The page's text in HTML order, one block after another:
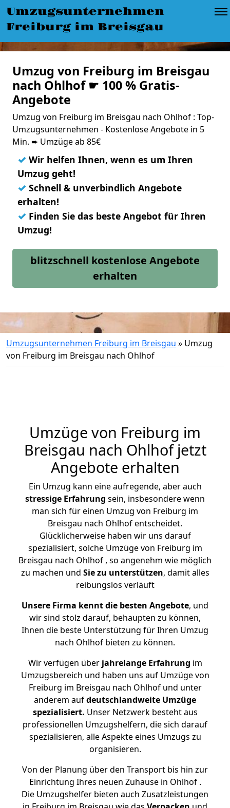
Umzugsunternehmen
Freiburg im Breisgau
Umzug von Freiburg im Breisgau
nach Ohlhof ☛ 100 % Gratis-
Angebote
Umzug von Freiburg im Breisgau nach Ohlhof : Top-
Umzugsunternehmen - Kostenlose Angebote in 5
Min. ➨ Umzüge ab 85€
✓ Wir helfen Ihnen, wenn es um Ihren
Umzug geht!
✓ Schnell & unverbindlich Angebote
erhalten!
✓ Finden Sie das beste Angebot für Ihren
Umzug!
blitzschnell kostenlose Angebote
erhalten
Umzugsunternehmen Freiburg im Breisgau » Umzug
von Freiburg im Breisgau nach Ohlhof
Umzüge von Freiburg im
Breisgau nach Ohlhof jetzt
Angebote erhalten
Ein Umzug kann eine aufregende, aber auch
stressige Erfahrung sein, insbesondere wenn
man sich für einen Umzug von Freiburg im
Breisgau nach Ohlhof entscheidet.
Glücklicherweise haben wir uns darauf
spezialisiert, solche Umzüge von Freiburg im
Breisgau nach Ohlhof , so angenehm wie möglich
zu machen und Sie zu unterstützen, damit alles
reibungslos verläuft
Unsere Firma kennt die besten Angebote, und
wir sind stolz darauf, behaupten zu können,
Ihnen die beste Unterstützung für Ihren Umzug
nach Ohlhof bieten zu können.
Wir verfügen überjahrelange Erfahrung im
Umzugsbereich und haben uns auf Umzüge von
Freiburg im Breisgau nach Ohlhof und unter
anderem aufdeutschlandweite Umzüge
spezialisiert. Unser Netzwerk besteht aus
professionellen Umzugshelfern, die sich darauf
spezialisieren, alle Aspekte eines Umzugs zu
organisieren.
Von der Planung über den Transport bis hin zur
Einrichtung Ihres neuen Zuhause in Ohlhof .
Die Umzugshelfer bieten auch Zusatzleistungen